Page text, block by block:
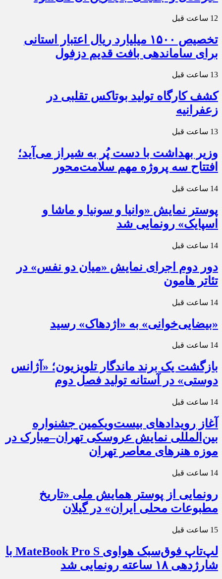
12 ساعت قبل
تخصیص ۱۵۰۰ میلیارد ریال اعتبار استانی
برای ساماندهی بافت قدیم دزفول
13 ساعت قبل
کشف کارگاه تولید بوتاکس تقلبی در
زعفرانیه
13 ساعت قبل
وزیر بهداشت با دست پُر به شیراز می‌آید؛
افتتاح سه پروژه مهم سلامت‌محور
14 ساعت قبل
پوستر نمایش «وانیا و سونیا و ماشا و
اسپایک» رونمایی شد
14 ساعت قبل
دور دوم اجرای نمایش «میان دو نفس» در
تئاتر هامون
14 ساعت قبل
«بیضایی‌خوانی» به «اژدهاک» رسید
14 ساعت قبل
بازگشت یک برند ماندگار تلویزیون؛ «آژانس
دوستی» در آستانه تولید فصل دوم
14 ساعت قبل
آغاز رویدادهای بیست‌ویکمین جشنواره
بین‌المللی نمایش عروسکی تهران–مبارک در
موزه هنرهای معاصر تهران
14 ساعت قبل
رونمایی از پوستر همایش ملی «تاریخ
مطبوعات محلی ایران» در گیلان
15 ساعت قبل
لپ‌تاپ فوق‌سبک هواوی MateBook Pro S با
شارژدهی ۱۸ ساعته رونمایی شد